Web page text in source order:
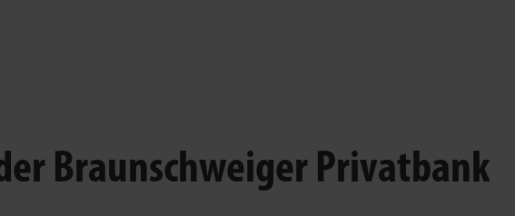
Braunschweiger Privatbank